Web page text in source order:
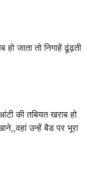
जाता तो निगाहें ढूंढ़ती
की तबियत खराब हो
उन्हें बैड पर भूरा